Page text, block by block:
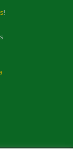
!